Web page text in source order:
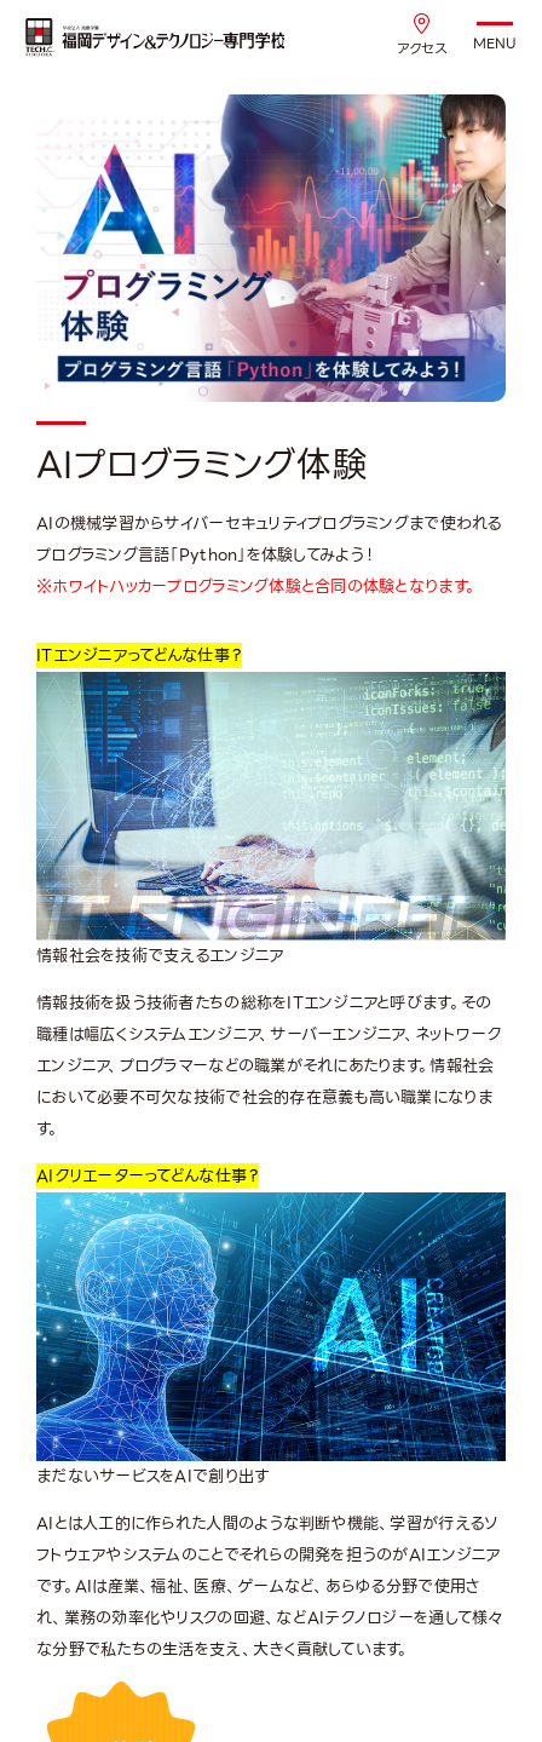
アクセス MENU
AIプログラミング体験
AIの機械学習からサイバーセキュリティプログラミングまで使われる
プログラミング言語「Python」を体験してみよう！
※ホワイトハッカープログラミング体験と合同の体験となります。
ITエンジニアってどんな仕事？
情報社会を技術で支えるエンジニア
情報技術を扱う技術者たちの総称をITエンジニアと呼びます。その
職種は幅広くシステムエンジニア、サーバーエンジニア、ネットワーク
エンジニア、プログラマーなどの職業がそれにあたります。情報社会
において必要不可欠な技術で社会的存在意義も高い職業になりま
す。
AIクリエーターってどんな仕事？
まだないサービスをAIで創り出す
AIとは人工的に作られた人間のような判断や機能、学習が行えるソ
フトウェアやシステムのことでそれらの開発を担うのがAIエンジニア
です。AIは産業、福祉、医療、ゲームなど、あらゆる分野で使用さ
れ、業務の効率化やリスクの回避、などAIテクノロジーを通して様々
な分野で私たちの生活を支え、大きく貢献しています。